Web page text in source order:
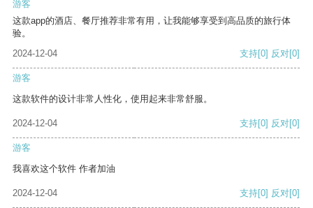
游客
这款app的酒店、餐厅推荐非常有用，让我能够享受到高品质的旅行体
验。
2024-12-04
支持[0] 反对[0]
游客
这款软件的设计非常人性化，使用起来非常舒服。
2024-12-04 支持[0] 反对[0]
游客
我喜欢这个软件 作者加油
2024-12-04 支持[0] 反对[0]